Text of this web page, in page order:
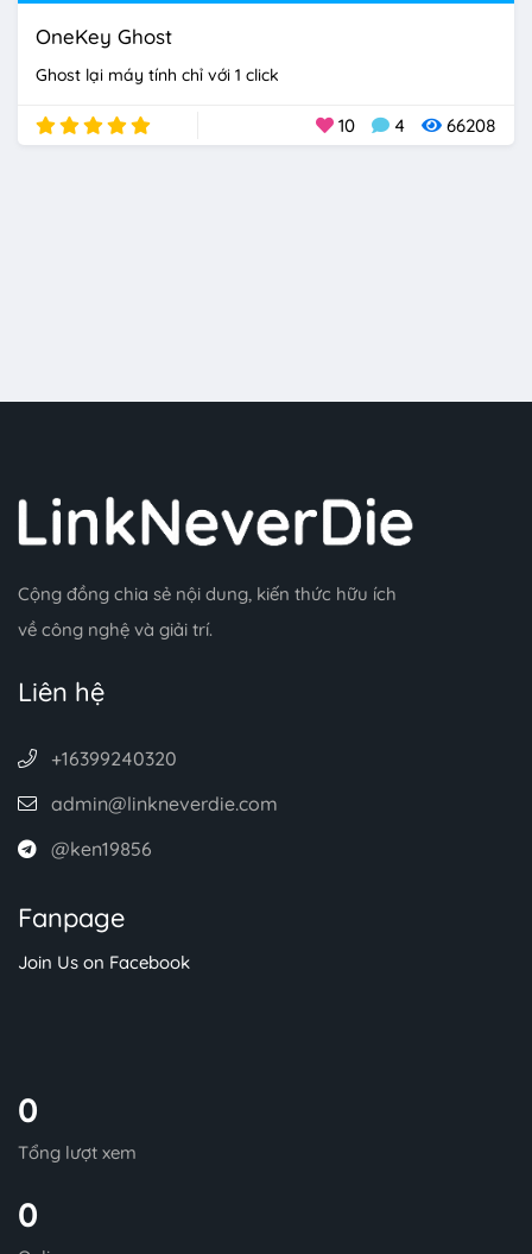
OneKey Ghost
Ghost lại máy tính chỉ với 1 click
10 4 66208
Cộng đồng chia sẻ nội dung, kiến thức hữu ích
về công nghệ và giải trí.
Liên hệ
+16399240320
admin@linkneverdie.com
@ken19856
Fanpage
Join Us on Facebook
0
Tổng lượt xem
0